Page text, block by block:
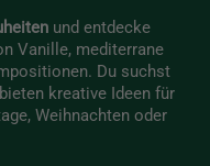
und entdecke
Vanille, mediterrane
Du suchst
bieten kreative Ideen für
Weihnachten oder